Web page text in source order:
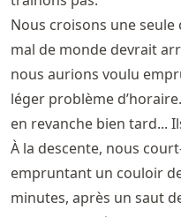
Nous croisons une seule
mal de monde devrait
nous aurions voulu
léger problème
en revanche bien tard...
À la descente, nous
empruntant un couloir
minutes, après un saut